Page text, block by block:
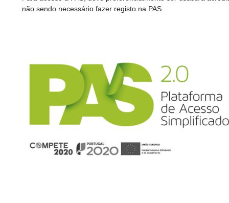
não sendo necessário fazer registo na PAS.